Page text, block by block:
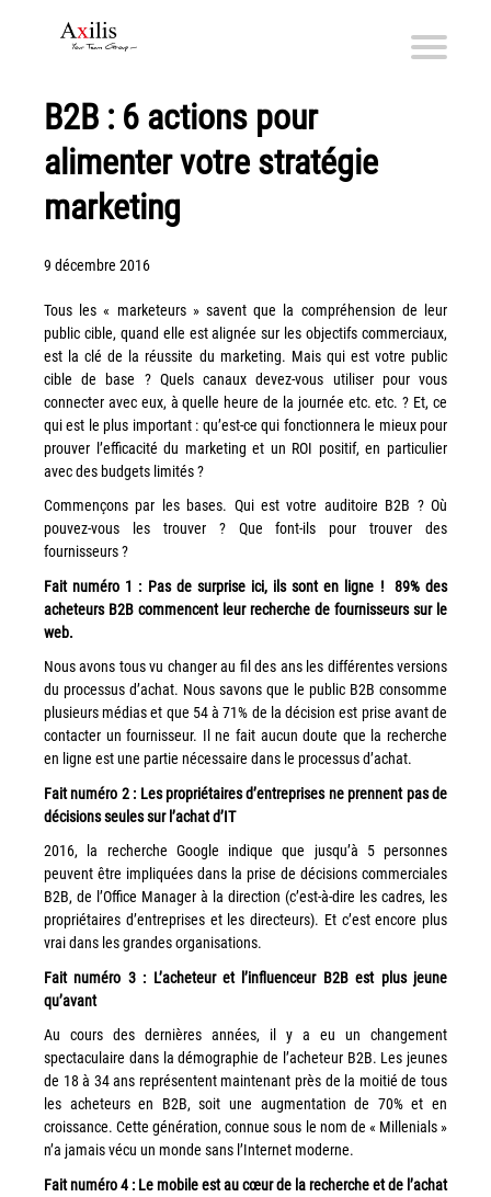
Axilis et ses engagements
Qui sommes-nous
Axilis s’engage
Automatisation de factures fournisseurs
Numérisation des Notes de Frais
Sécurité et sauvegarde des données
Numérisation intelligente
Partage de fichiers et collaboration en mode sécurisé
Workplace Solutions
Workflow Central
Simplifiez la gestion RH de votre entreprise avec un logiciel
tout-en-un
Gammes d’équipements et services d’impression
Matériel
Imprimantes de bureau
Presses numériques et imprimantes de production
Traceurs grands formats
Imprimante Xerox® PrimeLink® PrimeLink C9200
Gamme d’imprimantes Xerox® AltaLink® C8200 à
capacités d’impression élevées
Xerox® VersaLink® C405 C415 — Multifonction A4
Capture numérisation de documents
RISC Box
Apps
Services
B2B : 6 actions pour
alimenter votre stratégie
marketing
9 décembre 2016
Tous les « marketeurs » savent que la compréhension de leur
public cible, quand elle est alignée sur les objectifs commerciaux,
est la clé de la réussite du marketing. Mais qui est votre public
cible de base ? Quels canaux devez-vous utiliser pour vous
connecter avec eux, à quelle heure de la journée etc. etc. ? Et, ce
qui est le plus important : qu’est-ce qui fonctionnera le mieux pour
prouver l’efficacité du marketing et un ROI positif, en particulier
avec des budgets limités ?
Commençons par les bases. Qui est votre auditoire B2B ? Où
pouvez-vous les trouver ? Que font-ils pour trouver des
fournisseurs ?
Fait numéro 1 : Pas de surprise ici, ils sont en ligne ! 89% des
acheteurs B2B commencent leur recherche de fournisseurs sur le
web.
Nous avons tous vu changer au fil des ans les différentes versions
du processus d’achat. Nous savons que le public B2B consomme
plusieurs médias et que 54 à 71% de la décision est prise avant de
contacter un fournisseur. Il ne fait aucun doute que la recherche
en ligne est une partie nécessaire dans le processus d’achat.
Fait numéro 2 : Les propriétaires d’entreprises ne prennent pas de
décisions seules sur l’achat d’IT
2016, la recherche Google indique que jusqu’à 5 personnes
peuvent être impliquées dans la prise de décisions commerciales
B2B, de l’Office Manager à la direction (c’est-à-dire les cadres, les
propriétaires d’entreprises et les directeurs). Et c’est encore plus
vrai dans les grandes organisations.
Fait numéro 3 : L’acheteur et l’influenceur B2B est plus jeune
qu’avant
Au cours des dernières années, il y a eu un changement
spectaculaire dans la démographie de l’acheteur B2B. Les jeunes
de 18 à 34 ans représentent maintenant près de la moitié de tous
les acheteurs en B2B, soit une augmentation de 70% et en
croissance. Cette génération, connue sous le nom de « Millenials »
n’a jamais vécu un monde sans l’Internet moderne.
Fait numéro 4 : Le mobile est au cœur de la recherche et de l’achat